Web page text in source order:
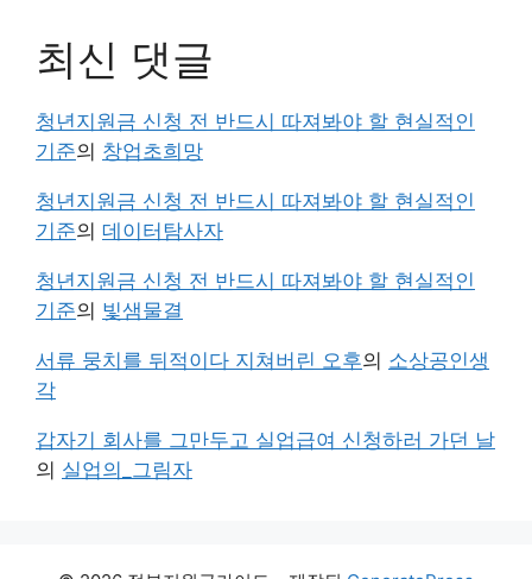
최신 댓글
청년지원금 신청 전 반드시 따져봐야 할 현실적인
기준의 창업초희망
청년지원금 신청 전 반드시 따져봐야 할 현실적인
기준의 데이터탐사자
청년지원금 신청 전 반드시 따져봐야 할 현실적인
기준의 빛샘물결
서류 뭉치를 뒤적이다 지쳐버린 오후의 소상공인생
각
갑자기 회사를 그만두고 실업급여 신청하러 가던 날
의 실업의_그림자